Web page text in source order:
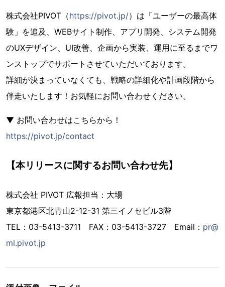
株式会社PIVOT（https://pivot.jp/）は「ユーザーの最高体
験」を追及、WEBサイト制作、アプリ開発、システム開発
のUXデザイン、UI改善、企画から実装、運用に至るまでワ
ンストップでサポートさせていただいております。
詳細が決まっていなくても、戦略の詳細化や計画段階から
伴走いたします！お気軽にお問い合わせください。
▼ お問い合わせはこちらから！
https://pivot.jp/contact
【本リリースに関するお問い合わせ先】
株式会社 PIVOT 広報担当：大場
東京都港区北⻘山2-12-31 第三イノセビル3階
TEL：03-5413-3711 FAX：03-5413-3727 Email： pr@
ml.pivot.jp